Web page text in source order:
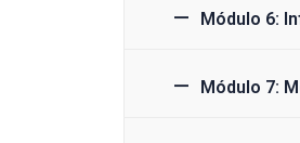
Módulo 6:
Módulo 7: